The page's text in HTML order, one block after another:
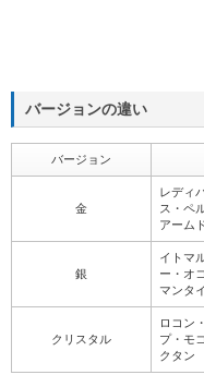
バージョンの違い
バージョン
金
レディ
ス・ペ
アーム
銀
イトマ
ー・オ
マンタ
クリスタル
ロコン
プ・モ
クタン